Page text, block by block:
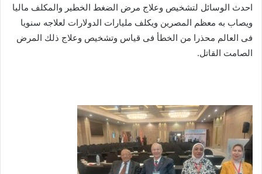
احدث الوسائل لتشخيص وعلاج مرض الضغط الخطير والمكلف ماليا
ويصاب به معظم المصرين ويكلف مليارات الدولارات لعلاجه سنويا
فى العالم محذرا من الخطأ فى قياس وتشخيص وعلاج ذلك المرض
الصامت القاتل.